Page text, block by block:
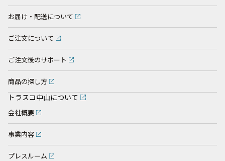
お届け・配送について
ご注文について
ご注文後のサポート
商品の探し方
トラスコ中山について
会社概要
事業内容
プレスルーム